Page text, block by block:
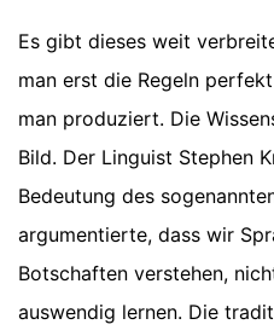
Es gibt dieses weit
man erst die Regeln
man produziert. Die
Bild. Der Linguist Stephen
Bedeutung des
argumentierte, dass wir
Botschaften verstehen,
auswendig lernen. Die